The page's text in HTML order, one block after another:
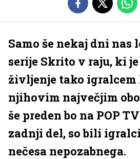
Samo še nekaj dni nas
serije Skrito v raju, ki
življenje tako
njihovim največjim
še preden bo na POP
zadnji del, so bili
nečesa nepozabnega.